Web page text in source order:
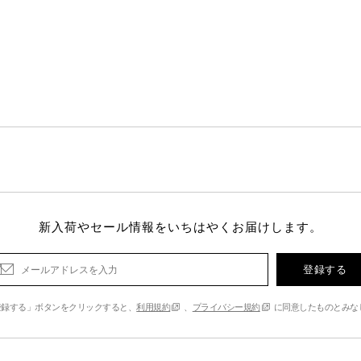
新入荷やセール情報をいちはやくお届けします。
登録する
する」ボタンをクリックすると、利用規約 プライバシー規約 に同意したものとみな